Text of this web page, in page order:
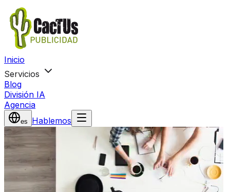
Inicio
Servicios
Blog
División IA
Agencia
es Hablemos